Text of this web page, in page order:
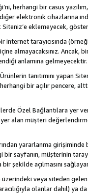
herhangi bir casus
diğer elektronik
eklemeyecek,
tarayıcısında
almayacaksınız. Ancak,
anlamına gelmeyecektir.
tanıtımını yapan
bir açılır pencere,
Özel Bağlantılara yer
alan müşteri
yararlanma
sayfanın, müşterinin
şekilde açılmasını
üzerindeki veya siteden
olanlar dahil) ya